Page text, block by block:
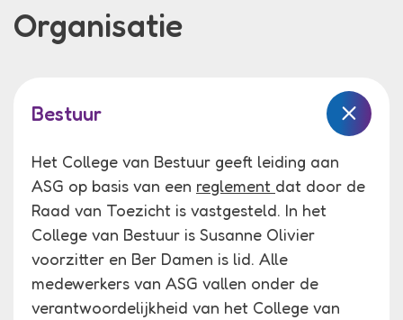
Organisatie
Bestuur
Het College van Bestuur geeft leiding aan
ASG op basis van een reglement dat door de
Raad van Toezicht is vastgesteld. In het
College van Bestuur is Susanne Olivier
voorzitter en Ber Damen is lid. Alle
medewerkers van ASG vallen onder de
verantwoordelijkheid van het College van